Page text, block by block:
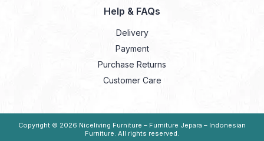
Help & FAQs
Delivery
Payment
Purchase Returns
Customer Care
Copyright © 2026 Niceliving Furniture – Furniture Jepara – Indonesian
Furniture. All rights reserved.